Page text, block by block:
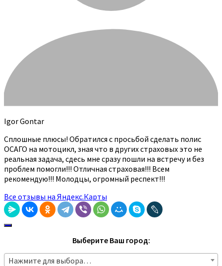
Igor Gontar
Сплошные плюсы! Обратился с просьбой сделать полис
ОСАГО на мотоцикл, зная что в других страховых это не
реальная задача, сдесь мне сразу пошли на встречу и без
проблем помогли!!! Отличная страховая!!! Всем
рекомендую!!! Молодцы, огромный респект!!!
Все отзывы на Яндекс.Карты
Выберите Ваш город:
Нажмите для выбора…